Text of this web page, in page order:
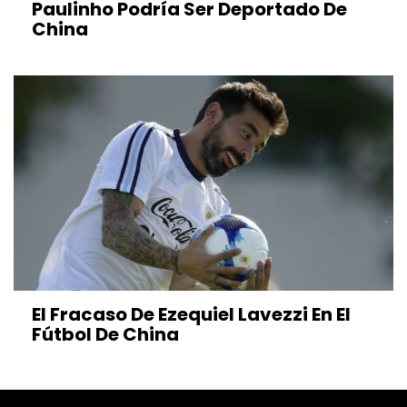
Paulinho Podría Ser Deportado De
China
El Fracaso De Ezequiel Lavezzi En El
Fútbol De China